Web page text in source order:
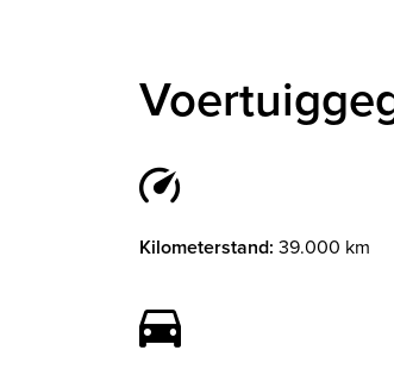
Kilometerstand: 39.000 km